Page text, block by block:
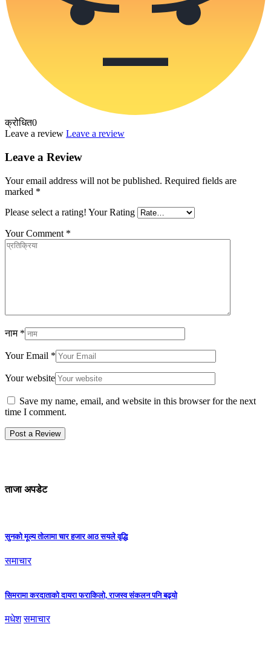
क्रोधित0
Leave a review Leave a review
Leave a Review
Your email address will not be published. Required fields are
marked *
Please select a rating! Your Rating
Your Comment *
नाम *
Your Email *
Your website
Save my name, email, and website in this browser for the next
time I comment.
ताजा अपडेट
सुनको मूल्य तोलामा चार हजार आठ सयले वृद्धि
समाचार
सिमरामा करदाताको दायरा फराकिलो, राजस्व संकलन पनि बढ्यो
मधेश समाचार